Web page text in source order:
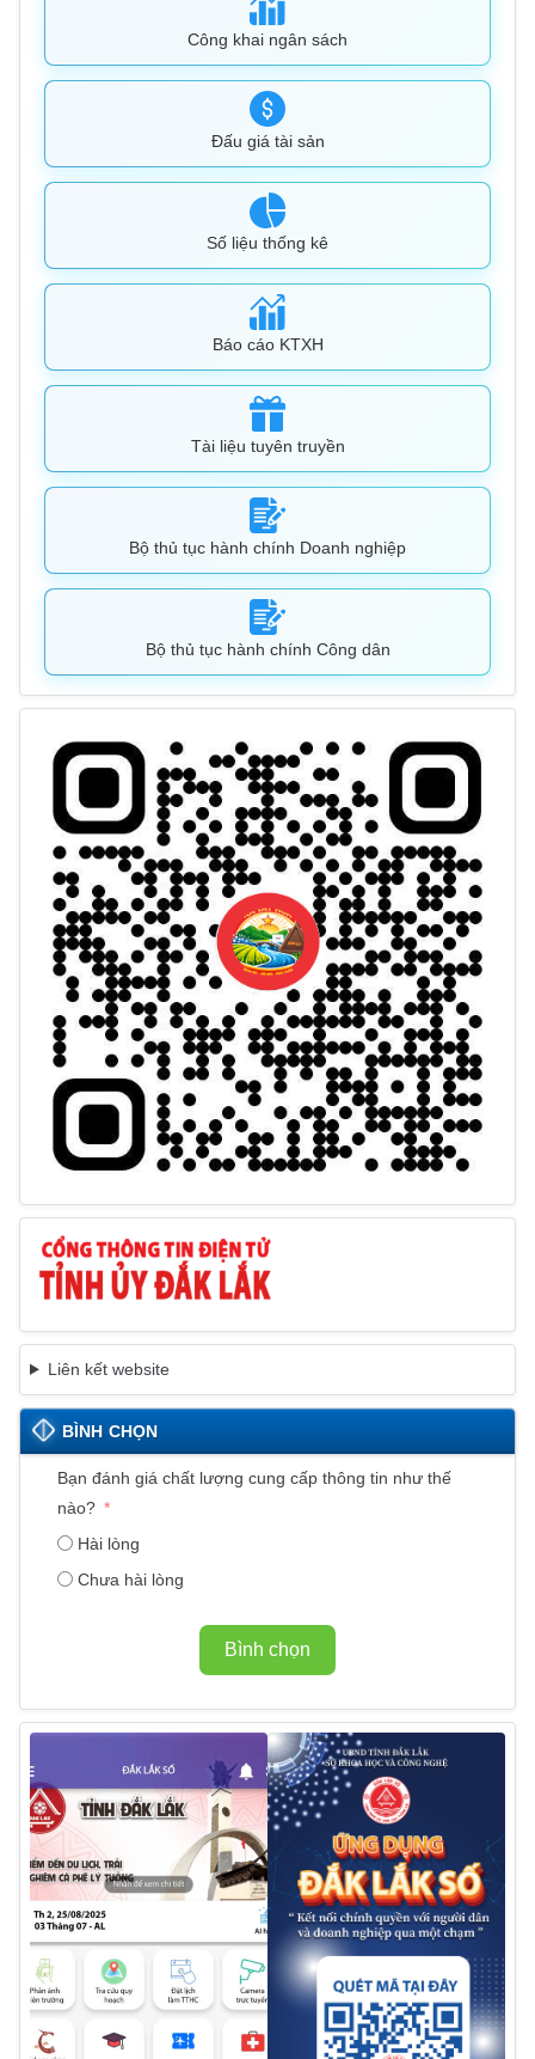
Công khai ngân sách
Đấu giá tài sản
Số liệu thống kê
Báo cáo KTXH
Tài liệu tuyên truyền
Bộ thủ tục hành chính Doanh nghiệp
Bộ thủ tục hành chính Công dân
Liên kết website
BÌNH CHỌN
Bạn đánh giá chất lượng cung cấp thông tin như thế
nào?
Hài lòng
Chưa hài lòng
Bình chọn